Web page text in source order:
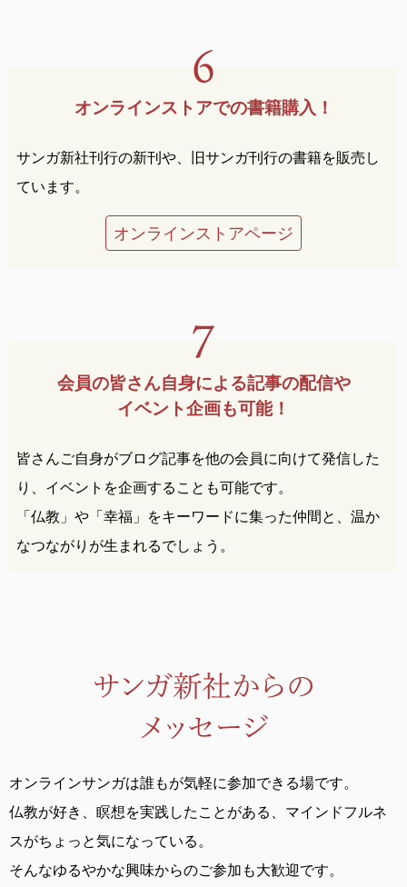
オンラインストアでの書籍購入！
サンガ新社刊行の新刊や、旧サンガ刊行の書籍を販売し
ています。
オンラインストアページ
会員の皆さん自身による記事の配信や
イベント企画も可能！
皆さんご自身がブログ記事を他の会員に向けて発信した
り、イベントを企画することも可能です。
「仏教」や「幸福」をキーワードに集った仲間と、温か
なつながりが生まれるでしょう。
オンラインサンガは誰もが気軽に参加できる場です。
仏教が好き、瞑想を実践したことがある、 マインドフルネ
スがちょっと気になっている。
そんなゆるやかな興味からのご参加も大歓迎です。